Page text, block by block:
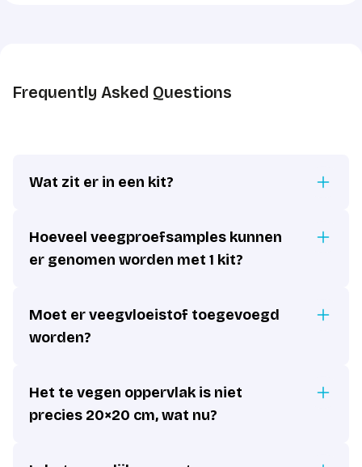
Frequently Asked Questions
Wat zit er in een kit?
Hoeveel veegproefsamples kunnen
er genomen worden met 1 kit?
Moet er veegvloeistof toegevoegd
worden?
Het te vegen oppervlak is niet
precies 20×20 cm, wat nu?